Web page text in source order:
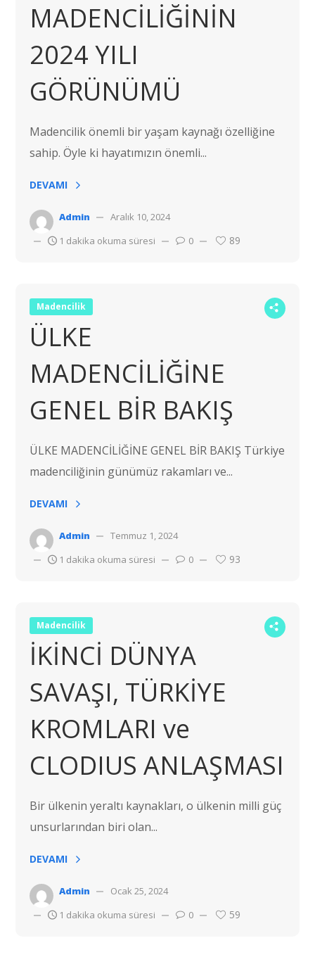
MADENCİLİĞİNİN
2024 YILI
GÖRÜNÜMÜ
Madencilik önemli bir yaşam kaynağı özelliğine
sahip. Öyle ki hayatımızın önemli...
DEVAMI
Admin
Aralık 10, 2024
1 dakika okuma süresi
0 89
Madencilik
ÜLKE
MADENCİLİĞİNE
GENEL BİR BAKIŞ
ÜLKE MADENCİLİĞİNE GENEL BİR BAKIŞ Türkiye
madenciliğinin günümüz rakamları ve...
DEVAMI
Admin
Temmuz 1, 2024
1 dakika okuma süresi
0 93
Madencilik
İKİNCİ DÜNYA
SAVAŞI, TÜRKİYE
KROMLARI ve
CLODIUS ANLAŞMASI
Bir ülkenin yeraltı kaynakları, o ülkenin milli güç
unsurlarından biri olan...
DEVAMI
Admin
Ocak 25, 2024
1 dakika okuma süresi
0 59